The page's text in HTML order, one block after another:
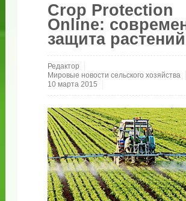
Crop Protection
Online:
защита растений
Редактор
Мировые новости сельского хозяйства
10 марта 2015